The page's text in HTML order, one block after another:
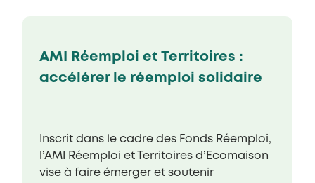
AMI Réemploi et Territoires :
accélérer le réemploi solidaire
Inscrit dans le cadre des Fonds Réemploi,
l’AMI Réemploi et Territoires d’Ecomaison
vise à faire émerger et soutenir